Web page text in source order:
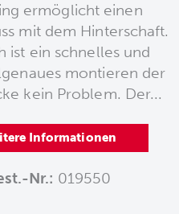
ermöglicht einen
mit dem Hinterschaft.
ist ein schnelles und
montieren der
kein Problem. Der...
Informationen
Nr.: 019550